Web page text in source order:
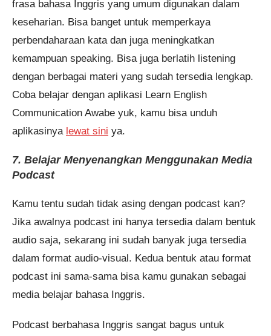
frasa bahasa Inggris yang umum digunakan dalam
keseharian. Bisa banget untuk memperkaya
perbendaharaan kata dan juga meningkatkan
kemampuan speaking. Bisa juga berlatih listening
dengan berbagai materi yang sudah tersedia lengkap.
Coba belajar dengan aplikasi Learn English
Communication Awabe yuk, kamu bisa unduh
aplikasinya lewat sini ya.
7. Belajar Menyenangkan Menggunakan Media
Podcast
Kamu tentu sudah tidak asing dengan podcast kan?
Jika awalnya podcast ini hanya tersedia dalam bentuk
audio saja, sekarang ini sudah banyak juga tersedia
dalam format audio-visual. Kedua bentuk atau format
podcast ini sama-sama bisa kamu gunakan sebagai
media belajar bahasa Inggris.
Podcast berbahasa Inggris sangat bagus untuk